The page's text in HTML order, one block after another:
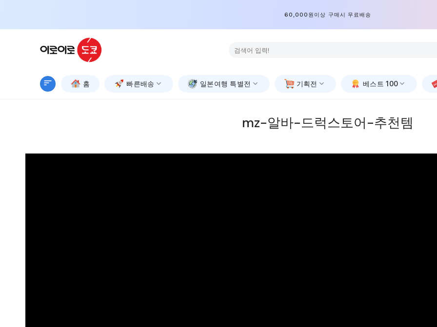
content
60,000원이상 구매시 무료배송
색:
홈 빠른배송 일본여행 특별전 기획전 베스트 100
mz-알바-드럭스토어-추천템